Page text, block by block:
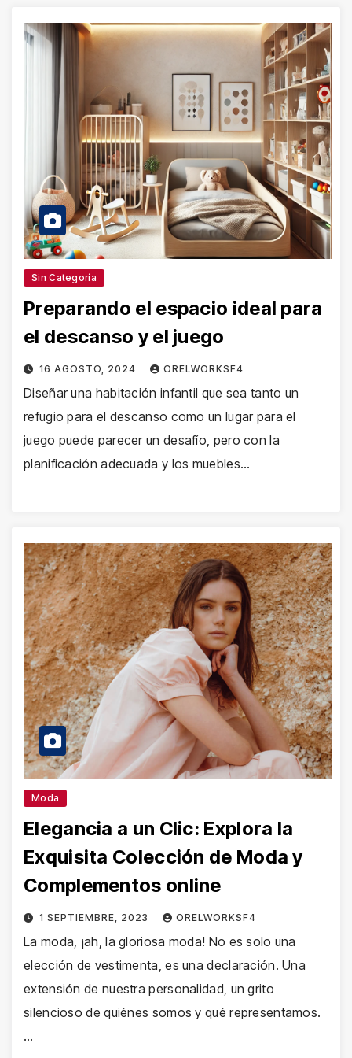
Sin Categoría
Preparando el espacio ideal para
el descanso y el juego
16 AGOSTO, 2024 ORELWORKSF4
Diseñar una habitación infantil que sea tanto un
refugio para el descanso como un lugar para el
juego puede parecer un desafío, pero con la
planificación adecuada y los muebles…
Moda
Elegancia a un Clic: Explora la
Exquisita Colección de Moda y
Complementos online
1 SEPTIEMBRE, 2023 ORELWORKSF4
La moda, ¡ah, la gloriosa moda! No es solo una
elección de vestimenta, es una declaración. Una
extensión de nuestra personalidad, un grito
silencioso de quiénes somos y qué representamos.
…